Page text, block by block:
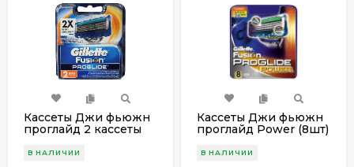
Кассеты Джи фьюжн
проглайд 2 кассеты
В НАЛИЧИИ
Кассеты Джи фьюжн
проглайд Power (8шт)
В НАЛИЧИИ